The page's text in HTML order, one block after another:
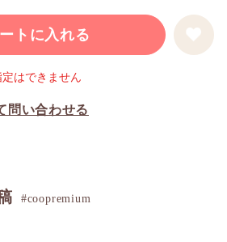
トに入れる
問い合わせる
はできません
#coopremium